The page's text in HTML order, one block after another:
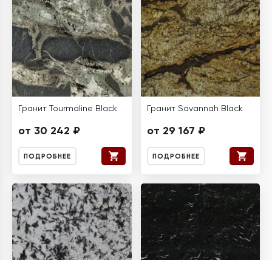
Гранит Tourmaline Black
от 30 242 ₽
ПОДРОБНЕЕ
Гранит Savannah Black
от 29 167 ₽
ПОДРОБНЕЕ